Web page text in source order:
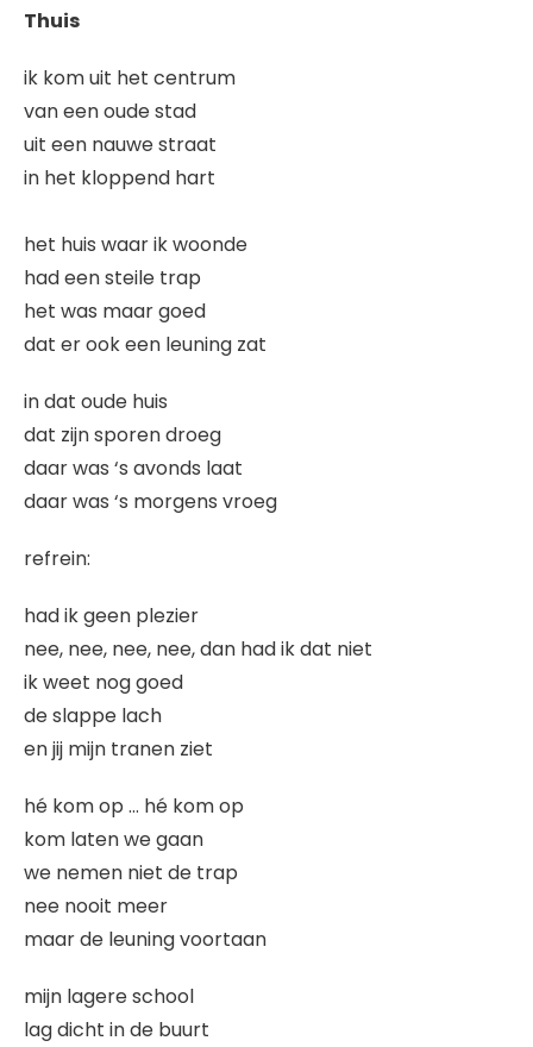
Thuis
ik kom uit het centrum
van een oude stad
uit een nauwe straat
in het kloppend hart
het huis waar ik woonde
had een steile trap
het was maar goed
dat er ook een leuning zat
in dat oude huis
dat zijn sporen droeg
daar was ‘s avonds laat
daar was ‘s morgens vroeg
refrein:
had ik geen plezier
nee, nee, nee, nee, dan had ik dat niet
ik weet nog goed
de slappe lach
en jij mijn tranen ziet
hé kom op … hé kom op
kom laten we gaan
we nemen niet de trap
nee nooit meer
maar de leuning voortaan
mijn lagere school
lag dicht in de buurt